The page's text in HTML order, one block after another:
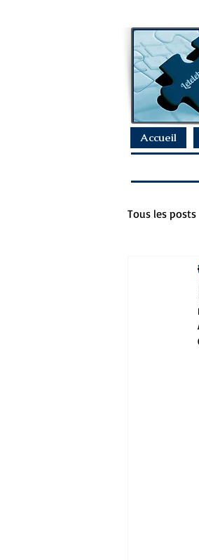
Accueil
Tous les posts